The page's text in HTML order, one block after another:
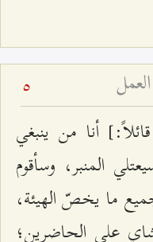
5
أنا من ينبغي
المنبر، وسأقوم
ما يخصّ الهيئة،
على الحاضرين؛